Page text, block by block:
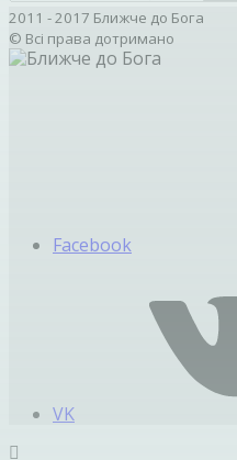
2011 - 2017 Ближче до Бога
© Всі права дотримано
Facebook
VK